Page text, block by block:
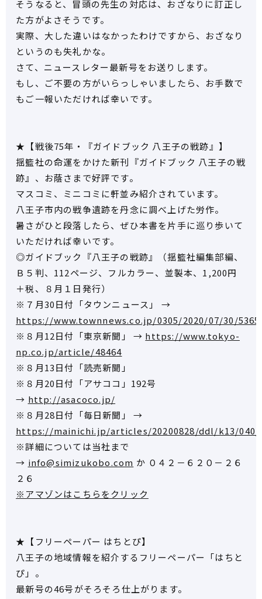
そうなると、冒頭の先生の対応は、おざなりに訂正し
た方がよさそうです。
実際、大した違いはなかったわけですから、おざなり
というのも失礼かな。
さて、ニュースレター最新号をお送りします。
もし、ご不要の方がいらっしゃいましたら、お手数で
もご一報いただければ幸いです。
★【戦後75年・『ガイドブック 八王子の戦跡』】
揺籃社の命運をかけた新刊『ガイドブック 八王子の戦
跡』、お蔭さまで好評です。
マスコミ、ミニコミに軒並み紹介されています。
八王子市内の戦争遺跡を丹念に調べ上げた労作。
暑さがひと段落したら、ぜひ本書を片手に巡り歩いて
いただければ幸いです。
◎ガイドブック『八王子の戦跡』（揺籃社編集部編、
Ｂ５判、112ページ、フルカラー、並製本、1,200円
＋税、８月１日発行）
※７月30日付「タウンニュース」 →
https://www.townnews.co.jp/0305/2020/07/30/
※８月12日付「東京新聞」 → https://www.tokyo-
np.co.jp/article/48464
※８月13日付「読売新聞」
※８月20日付「アサココ」192号
→ http://asacoco.jp/
※８月28日付「毎日新聞」 →
https://mainichi.jp/articles/20200828/ddl/k13/040/
※詳細については当社まで
→ info@simizukobo.com か ０４２－６２０－２６
２６
※アマゾンはこちらをクリック
★【フリーペーパー はちとぴ】
八王子の地域情報を紹介するフリーペーパー「はちと
ぴ」。
最新号の46号がそろそろ仕上がります。